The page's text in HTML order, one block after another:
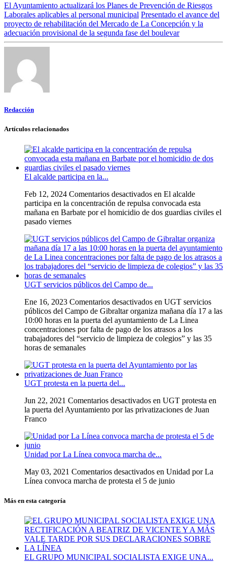
El Ayuntamiento actualizará los Planes de Prevención de Riesgos
Laborales aplicables al personal municipal Presentado el avance del
proyecto de rehabilitación del Mercado de La Concepción y la
adecuación provisional de la segunda fase del boulevar
Redacción
Artículos relacionados
El alcalde participa en la...
Feb 12, 2024 Comentarios desactivados en El alcalde
participa en la concentración de repulsa convocada esta
mañana en Barbate por el homicidio de dos guardias civiles el
pasado viernes
UGT servicios públicos del Campo de...
Ene 16, 2023 Comentarios desactivados en UGT servicios
públicos del Campo de Gibraltar organiza mañana día 17 a las
10:00 horas en la puerta del ayuntamiento de La Linea
concentraciones por falta de pago de los atrasos a los
trabajadores del “servicio de limpieza de colegios” y las 35
horas de semanales
UGT protesta en la puerta del...
Jun 22, 2021 Comentarios desactivados en UGT protesta en
la puerta del Ayuntamiento por las privatizaciones de Juan
Franco
Unidad por La Línea convoca marcha de...
May 03, 2021 Comentarios desactivados en Unidad por La
Línea convoca marcha de protesta el 5 de junio
Más en esta categoría
EL GRUPO MUNICIPAL SOCIALISTA EXIGE UNA...